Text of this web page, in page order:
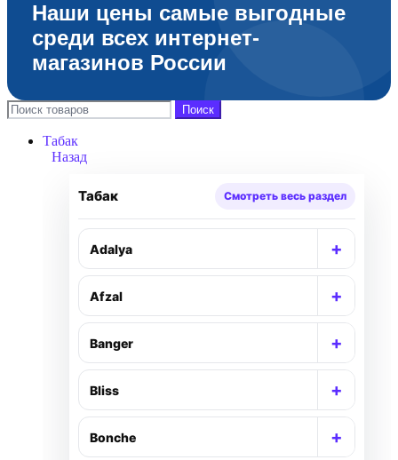
Наши цены самые выгодные
среди всех интернет-
магазинов России
Поиск
Табак
Назад
Табак Смотреть весь раздел
Adalya +
Afzal +
Banger +
Bliss +
Bonche +